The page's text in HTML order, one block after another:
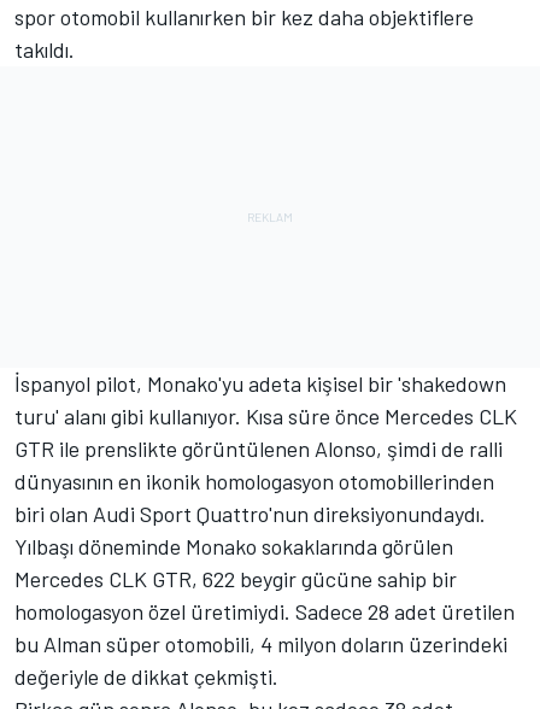
spor otomobil kullanırken bir kez daha objektiflere
takıldı.
İspanyol pilot, Monako'yu adeta kişisel bir 'shakedown
turu' alanı gibi kullanıyor. Kısa süre önce Mercedes CLK
GTR ile prenslikte görüntülenen Alonso, şimdi de ralli
dünyasının en ikonik homologasyon otomobillerinden
biri olan Audi Sport Quattro'nun direksiyonundaydı.
Yılbaşı döneminde Monako sokaklarında görülen
Mercedes CLK GTR, 622 beygir gücüne sahip bir
homologasyon özel üretimiydi. Sadece 28 adet üretilen
bu Alman süper otomobili, 4 milyon doların üzerindeki
değeriyle de dikkat çekmişti.